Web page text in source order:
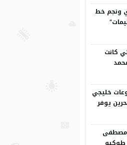
ونجم خط
كانت
خليجي
يوفر
مصطفى